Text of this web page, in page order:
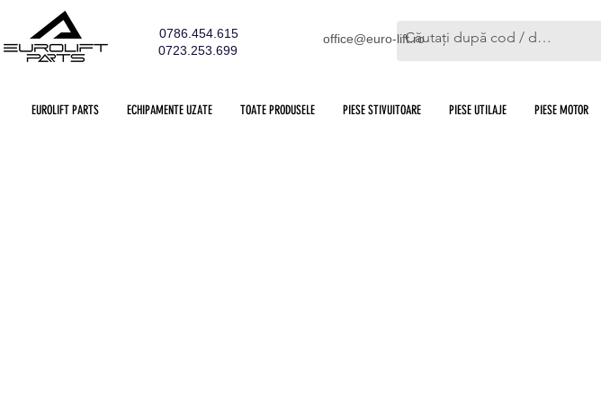
0786.454.615
0723.253.699
office@euro-lift.ro
EUROLIFT PARTS ECHIPAMENTE UZATE TOATE PRODUSELE PIESE STIVUITOARE PIESE UTILAJE PIESE MOTOR